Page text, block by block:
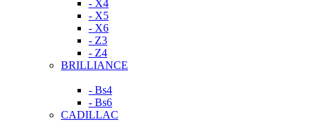
- X4
- X5
- X6
- Z3
- Z4
BRILLIANCE
- Bs4
- Bs6
CADILLAC